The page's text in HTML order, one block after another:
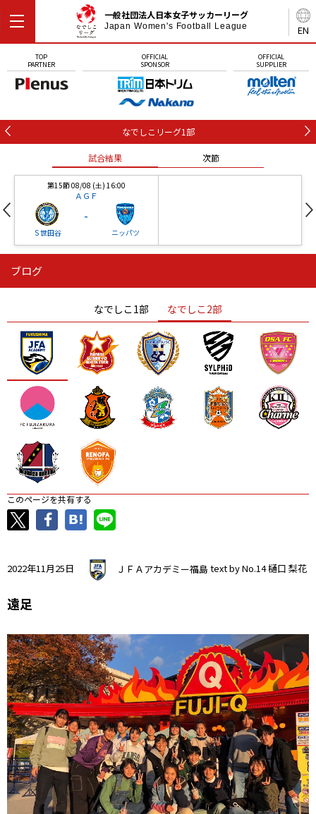
EN
一般社団法人日本女子サッカーリーグ
Japan Women's Football League
TOP
PARTNER
OFFICIAL
SPONSOR
OFFICIAL
SUPPLIER
なでしこリーグ1部
試合結果 次節
第15節 08/08 (土) 16:00
ＡＧＦ
Ｓ世田谷
-
ニッパツ
ニッパツ
ニッパツ 名古屋
石人の星
静岡 愛媛Ｌ
ブログ
なでしこ1部 なでしこ2部
このページを共有する
2022年11月25日 ＪＦＡアカデミー福島text by No.14 樋口 梨花
遠足